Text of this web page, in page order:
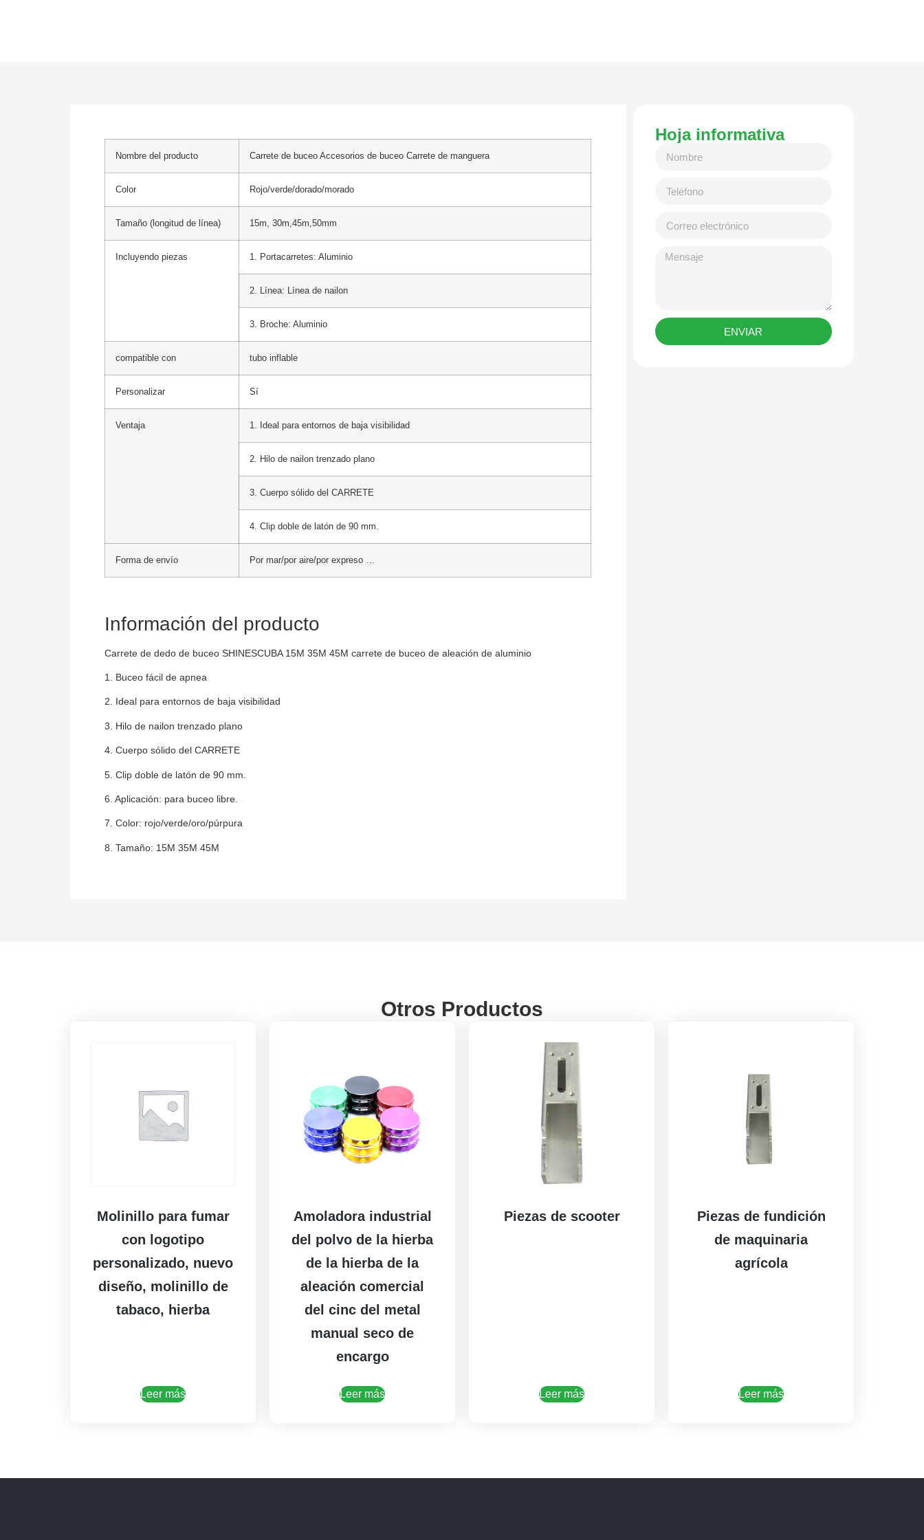
Nombre del producto Carrete de buceo Accesorios de buceo Carrete de manguera
Color Rojo/verde/dorado/morado
Tamaño (longitud de línea) 15m, 30m,45m,50mm
Incluyendo piezas 1. Portacarretes: Aluminio
2. Línea: Línea de nailon
3. Broche: Aluminio
compatible con tubo inflable
Personalizar Sí
Ventaja 1. Ideal para entornos de baja visibilidad
2. Hilo de nailon trenzado plano
3. Cuerpo sólido del CARRETE
4. Clip doble de latón de 90 mm.
Forma de envío Por mar/por aire/por expreso …
Información del producto
Carrete de dedo de buceo SHINESCUBA 15M 35M 45M carrete de buceo de aleación de aluminio
1. Buceo fácil de apnea
2. Ideal para entornos de baja visibilidad
3. Hilo de nailon trenzado plano
4. Cuerpo sólido del CARRETE
5. Clip doble de latón de 90 mm.
6. Aplicación: para buceo libre.
7. Color: rojo/verde/oro/púrpura
8. Tamaño: 15M 35M 45M
Hoja informativa
ENVIAR
Otros Productos
Molinillo para fumar
con logotipo
personalizado, nuevo
diseño, molinillo de
tabaco, hierba
Leer más
Amoladora industrial
del polvo de la hierba
de la hierba de la
aleación comercial
del cinc del metal
manual seco de
encargo
Leer más
Piezas de scooter
Leer más
Piezas de fundición
de maquinaria
agrícola
Leer más